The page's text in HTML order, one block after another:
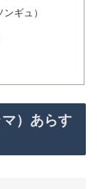
ギュ）
）あらす